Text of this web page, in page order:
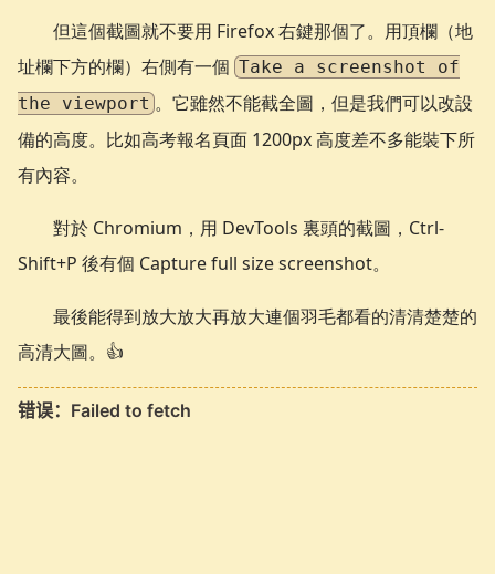
但這個截圖就不要用 Firefox 右鍵那個了。用頂欄（地
址欄下方的欄）右側有一個 Take a screenshot of
the viewport 。它雖然不能截全圖，但是我們可以改設
備的高度。比如高考報名頁面 1200px 高度差不多能裝下所
有內容。
對於 Chromium，用 DevTools 裏頭的截圖，Ctrl-
Shift+P 後有個 Capture full size screenshot。
最後能得到放大放大再放大連個羽毛都看的清清楚楚的
高清大圖。👍